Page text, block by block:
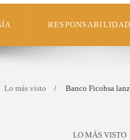
Lo más visto Banco Ficohsa
LO MÁS VISTO